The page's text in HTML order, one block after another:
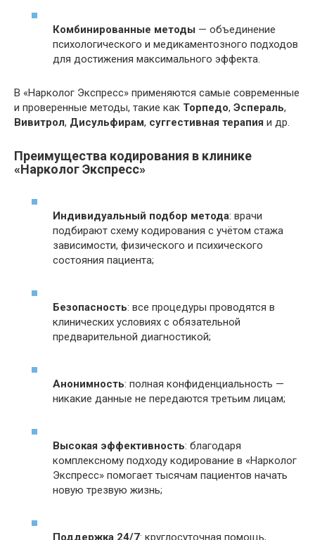
Комбинированные методы — объединение
психологического и медикаментозного подходов
для достижения максимального эффекта.
В «Нарколог Экспресс» применяются самые современные
и проверенные методы, такие как Торпедо, Эспераль,
Вивитрол, Дисульфирам, суггестивная терапия и др.
Преимущества кодирования в клинике
«Нарколог Экспресс»
Индивидуальный подбор метода: врачи
подбирают схему кодирования с учётом стажа
зависимости, физического и психического
состояния пациента;
Безопасность: все процедуры проводятся в
клинических условиях с обязательной
предварительной диагностикой;
Анонимность: полная конфиденциальность —
никакие данные не передаются третьим лицам;
Высокая эффективность: благодаря
комплексному подходу кодирование в «Нарколог
Экспресс» помогает тысячам пациентов начать
новую трезвую жизнь;
Поддержка 24/7: круглосуточная помощь,